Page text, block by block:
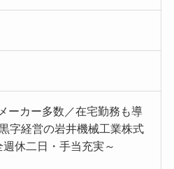
ーカー多数／在宅勤務も導
字経営の岩井機械工業株式
休二日・手当充実～